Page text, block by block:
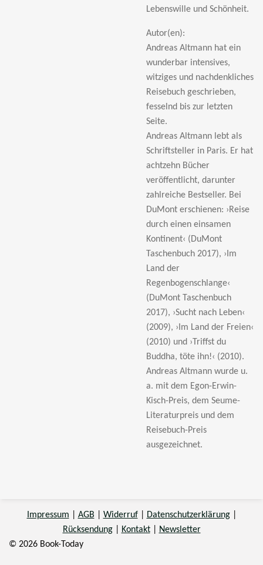
Lebenswille und Schönheit.
Autor(en):
Andreas Altmann hat ein
wunderbar intensives,
witziges und nachdenkliches
Reisebuch geschrieben,
fesselnd bis zur letzten
Seite.
Andreas Altmann lebt als
Schriftsteller in Paris. Er hat
achtzehn Bücher
veröffentlicht, darunter
zahlreiche Bestseller. Bei
DuMont erschienen: ›Reise
durch einen einsamen
Kontinent‹ (DuMont
Taschenbuch 2017), ›Im
Land der
Regenbogenschlange‹
(DuMont Taschenbuch
2017), ›Sucht nach Leben‹
(2009), ›Im Land der Freien‹
(2010) und ›Triffst du
Buddha, töte ihn!‹ (2010).
Andreas Altmann wurde u.
a. mit dem Egon-Erwin-
Kisch-Preis, dem Seume-
Literaturpreis und dem
Reisebuch-Preis
ausgezeichnet.
Impressum AGB Widerruf| Datenschutzerklärung|
Rücksendung| Kontakt|
Newsletter
© 2026 Book-Today